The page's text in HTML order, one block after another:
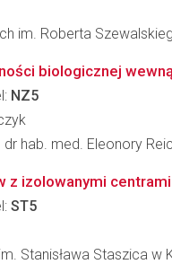
im. Roberta
biologicznej
NZ5
hab. med. Eleonory
z izolowanymi
ST5
Stanisława Staszica w